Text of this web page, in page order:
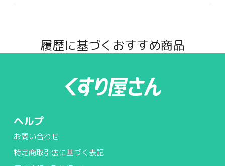
履歴に基づくおすすめ商品
ヘルプ
お問い合わせ
特定商取引法に基づく表記